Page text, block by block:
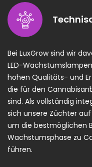
Bei LuxGrow sind wir
LED-
hohen Qualitäts- und
die für den
sind. Als vollständig
sich unsere Züchter
um die bestmöglichen
Wachstumsphase zu
führen.